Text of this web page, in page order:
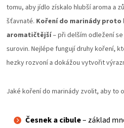
tomu, aby jídlo získalo hlubší aroma a
šťavnaté. Koření do marinády proto
aromatičtější– při delším odležení
surovin. Nejlépe fungují druhy koření,
hezky rozvoní a dokážou vytvořit
Jaké koření do marinády zvolit, aby to
Česnek a cibule– základ